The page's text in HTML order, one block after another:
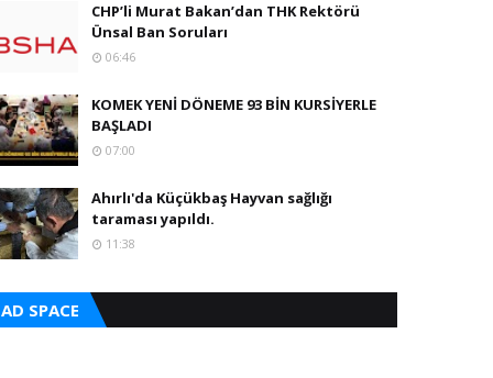
CHP’li Murat Bakan’dan THK Rektörü
Ünsal Ban Soruları
06:46
KOMEK YENİ DÖNEME 93 BİN KURSİYERLE
BAŞLADI
07:00
Ahırlı'da Küçükbaş Hayvan sağlığı
taraması yapıldı.
11:38
AD SPACE